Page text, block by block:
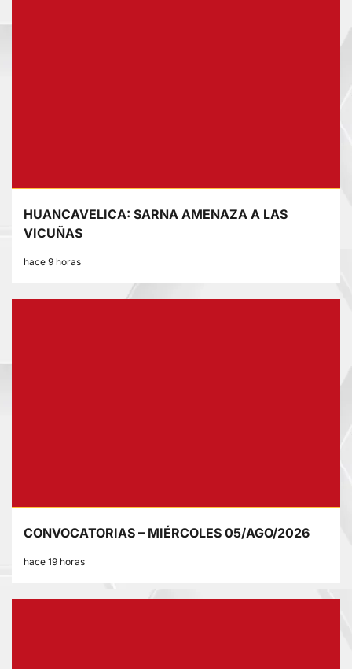
HUANCAVELICA: SARNA AMENAZA A LAS
VICUÑAS
hace 9 horas
CONVOCATORIAS – MIÉRCOLES 05/AGO/2026
hace 19 horas